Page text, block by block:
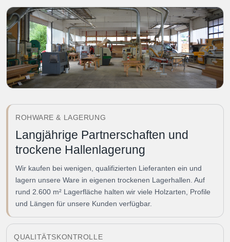
ROHWARE & LAGERUNG
Langjährige Partnerschaften und
trockene Hallenlagerung
Wir kaufen bei wenigen, qualifizierten Lieferanten ein und
lagern unsere Ware in eigenen trockenen Lagerhallen. Auf
rund 2.600 m² Lagerfläche halten wir viele Holzarten, Profile
und Längen für unsere Kunden verfügbar.
QUALITÄTSKONTROLLE